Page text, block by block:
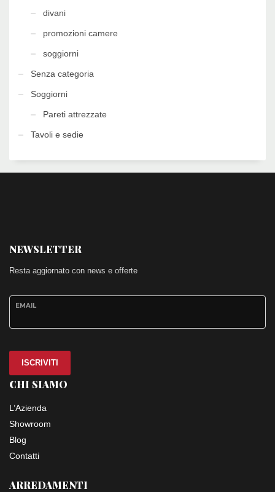
divani
promozioni camere
soggiorni
Senza categoria
Soggiorni
Pareti attrezzate
Tavoli e sedie
NEWSLETTER
Resta aggiornato con news e offerte
EMAIL
ISCRIVITI
CHI SIAMO
L’Azienda
Showroom
Blog
Contatti
ARREDAMENTI